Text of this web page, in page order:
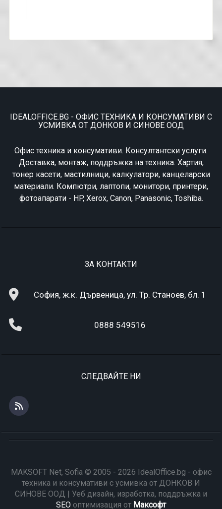
IDEALOFFICE.BG - ОФИС ТЕХНИКА И КОНСУМАТИВИ С
УСМИВКА ОТ ДОНКОВ И СИНОВЕ ООД
Офис техника и консумативи. Консултантски услуги.
Доставка, монтаж, поддръжка на техника. Хартия,
тонер касети, мастилници, калкулатори, канцеларски
материали. Компютри, лаптопи, монитори, принтери,
фотоапарати - HP, Xerox, Canon, Panasonic, Toshiba.
ЗА КОНТАКТИ
София, ж.к. Дървеница, ул. Тр. Станоев, бл. 1
0888 549516
СЛЕДВАЙТЕ НИ
MAKSOFT Net, Sofia © 2005 - 2026 IdealOffice.bg - офис
техника и консумативи с усмивка от ДОНКОВ И
СИНОВЕ ООД | Уеб дизайн, изработка, поддръжка и
SEO оптимизация от Максофт